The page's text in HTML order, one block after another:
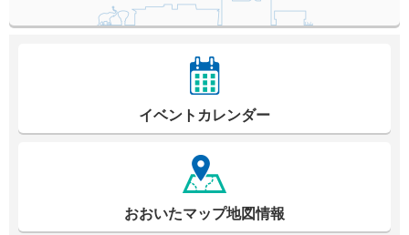
イベントカレンダー
おおいたマップ地図情報